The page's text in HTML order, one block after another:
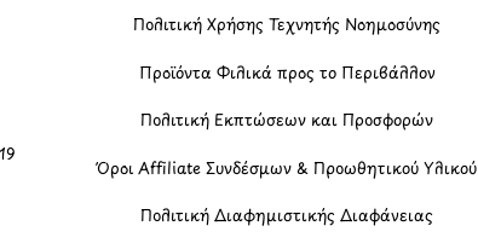
Πολιτική Χρήσης Τεχνητής Νοημοσύνης
Προϊόντα Φιλικά προς το Περιβάλλον
Πολιτική Εκπτώσεων και Προσφορών
Όροι Affiliate Συνδέσμων & Προωθητικού Υλικού
Πολιτική Διαφημιστικής Διαφάνειας